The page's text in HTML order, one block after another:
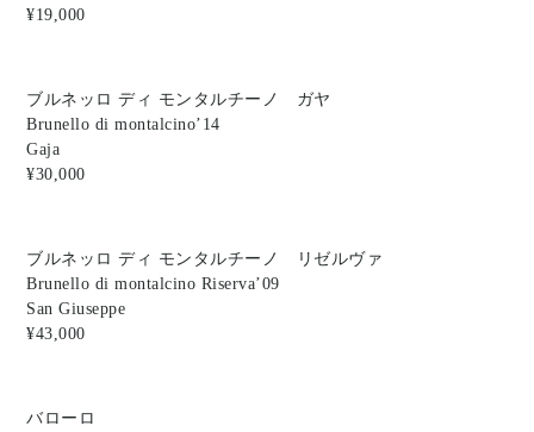
¥19,000
ブルネッロ ディ モンタルチーノ ガヤ
Brunello di montalcino’14
Gaja
¥30,000
ブルネッロ ディ モンタルチーノ リゼルヴァ
Brunello di montalcino Riserva’09
San Giuseppe
¥43,000
バローロ